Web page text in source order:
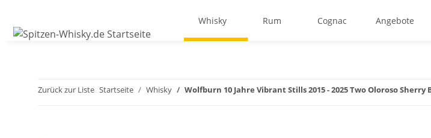
Whisky Rum Cognac Angebote
Zurück zur Liste Startseite Whisky Wolfburn 10 Jahre Vibrant Stills 2015 - 2025 Two Oloroso Sherry